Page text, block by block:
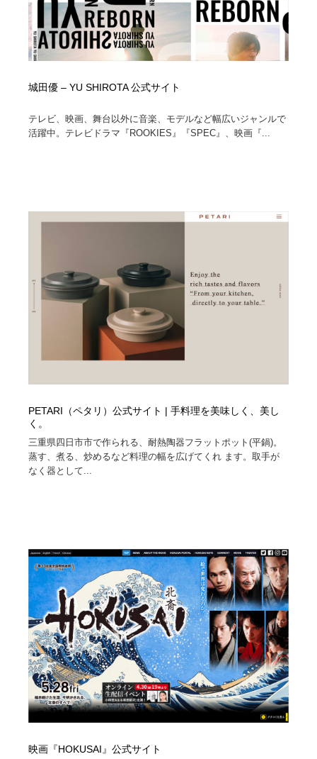
城田優 – YU SHIROTA 公式サイト
テレビ、映画、舞台以外に音楽、モデルなど幅広いジャンルで
活躍中。テレビドラマ『ROOKIES』『SPEC』、映画『...
PETARI（ペタリ）公式サイト | 手料理を美味しく、美し
く。
三重県四日市市で作られる、耐熱陶器フラットポット(平鍋)。
蒸す、煮る、炒めるなど料理の幅を広げてくれ ます。取手が
なく器として...
映画『HOKUSAI』公式サイト